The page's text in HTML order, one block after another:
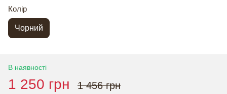
Колір
Чорний
В наявності
1 250 грн 1 456 грн